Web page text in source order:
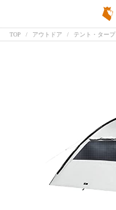
TOP アウトドア テント・タープ